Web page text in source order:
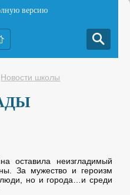
версию
Новости школы
оставила неизгладимый
За мужество и героизм
но и города…и среди